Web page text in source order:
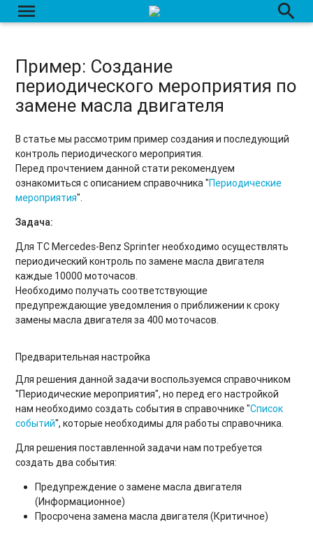
menu search
Пример: Создание
периодического мероприятия по
замене масла двигателя
В статье мы рассмотрим пример создания и последующий
контроль периодического мероприятия.
Перед прочтением данной стати рекомендуем
ознакомиться с описанием справочника "Периодические
мероприятия".
Задача:
Для ТС Mercedes-Benz Sprinter необходимо осуществлять
периодический контроль по замене масла двигателя
каждые 10000 моточасов.
Необходимо получать соответствующие
предупреждающие уведомления о приближении к сроку
замены масла двигателя за 400 моточасов.
Предварительная настройка
Для решения данной задачи воспользуемся справочником
"Периодические мероприятия", но перед его настройкой
нам необходимо создать события в справочнике "Список
событий", которые необходимы для работы справочника.
Для решения поставленной задачи нам потребуется
создать два события:
Предупреждение о замене масла двигателя
(Информационное)
Просрочена замена масла двигателя (Критичное)